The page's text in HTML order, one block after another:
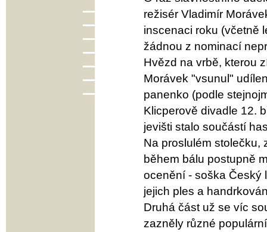
režisér Vladimír
inscenaci roku (včetně
žádnou z nominací
Hvězd na vrbě, kterou
Morávek "vsunul"
panenko (podle
Klicperově divadle 12.
jevišti stalo součástí
Na proslulém stolečku,
během bálu postupně
ocenění - soška Český
jejich ples a
Druhá část už se víc
zazněly různé